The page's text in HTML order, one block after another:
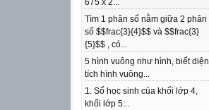
675 x 2...
Tìm 1 phân số nằm giữa 2 phân
số $$frac{3}{4}$$ và $$frac{3}
{5}$$ , có...
5 hình vuông như hình, biết diện
tích hình vuông...
1. Số học sinh của khối lớp 4,
khối lớp 5...